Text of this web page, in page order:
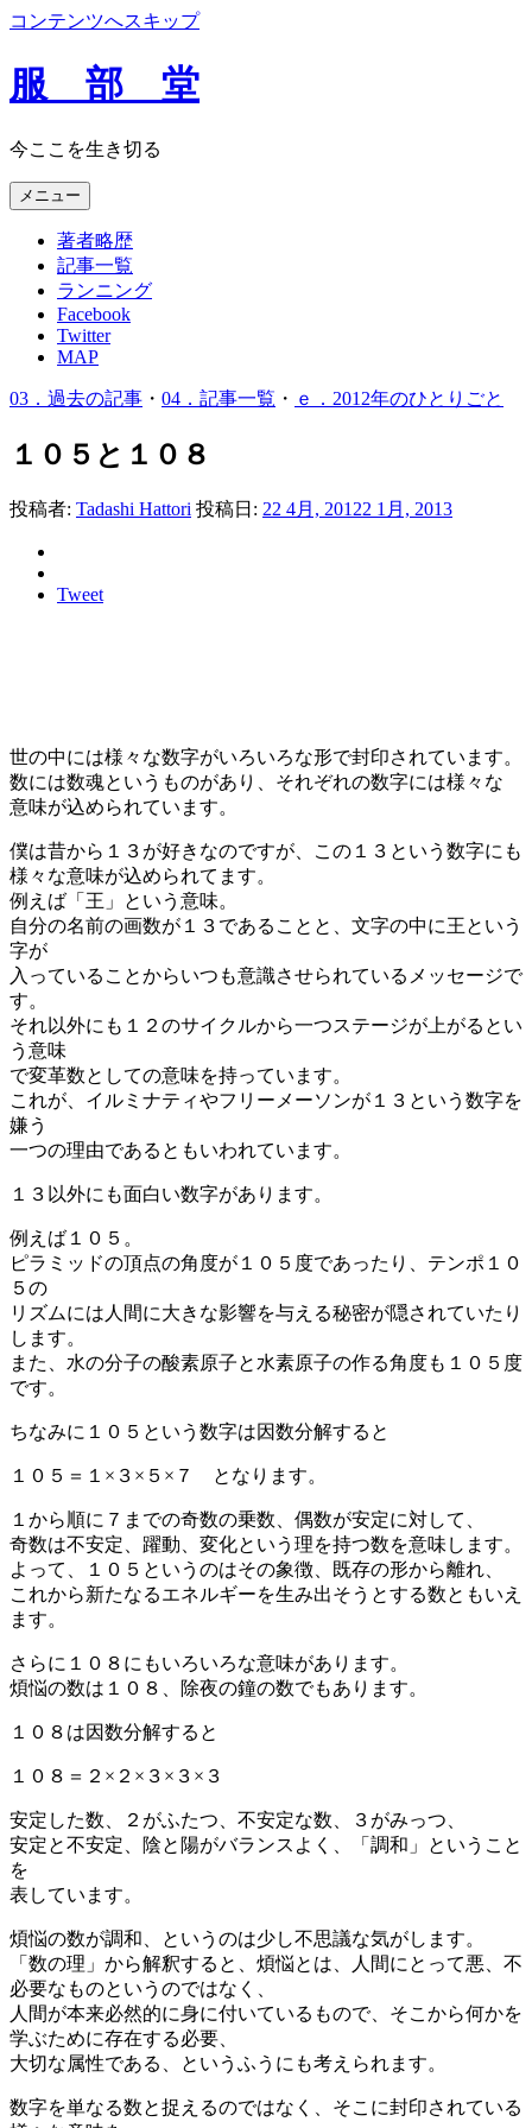
コンテンツへスキップ
服 部 堂
今ここを生き切る
メニュー
著者略歴
記事一覧
ランニング
Facebook
Twitter
MAP
03．過去の記事 ・ 04．記事一覧 ・ ｅ．2012年のひとりごと
１０５と１０８
投稿者: Tadashi Hattori 投稿日: 22 4月, 20122 1月, 2013
Tweet
世の中には様々な数字がいろいろな形で封印されています。
数には数魂というものがあり、それぞれの数字には様々な
意味が込められています。
僕は昔から１３が好きなのですが、この１３という数字にも
様々な意味が込められてます。
例えば「王」という意味。
自分の名前の画数が１３であることと、文字の中に王という
字が
入っていることからいつも意識させられているメッセージで
す。
それ以外にも１２のサイクルから一つステージが上がるとい
う意味
で変革数としての意味を持っています。
これが、イルミナティやフリーメーソンが１３という数字を
嫌う
一つの理由であるともいわれています。
１３以外にも面白い数字があります。
例えば１０５。
ピラミッドの頂点の角度が１０５度であったり、テンポ１０
５の
リズムには人間に大きな影響を与える秘密が隠されていたり
します。
また、水の分子の酸素原子と水素原子の作る角度も１０５度
です。
ちなみに１０５という数字は因数分解すると
１０５＝１×３×５×７ となります。
１から順に７までの奇数の乗数、偶数が安定に対して、
奇数は不安定、躍動、変化という理を持つ数を意味します。
よって、１０５というのはその象徴、既存の形から離れ、
これから新たなるエネルギーを生み出そうとする数ともいえ
ます。
さらに１０８にもいろいろな意味があります。
煩悩の数は１０８、除夜の鐘の数でもあります。
１０８は因数分解すると
１０８＝２×２×３×３×３
安定した数、２がふたつ、不安定な数、３がみっつ、
安定と不安定、陰と陽がバランスよく、「調和」ということ
を
表しています。
煩悩の数が調和、というのは少し不思議な気がします。
「数の理」から解釈すると、煩悩とは、人間にとって悪、不
必要なものというのではなく、
人間が本来必然的に身に付いているもので、そこから何かを
学ぶために存在する必要、
大切な属性である、というふうにも考えられます。
数字を単なる数と捉えるのではなく、そこに封印されている